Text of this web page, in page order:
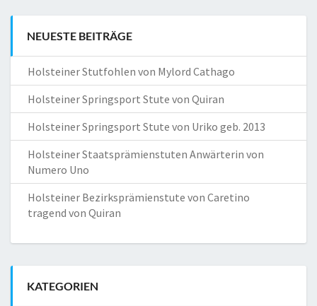
NEUESTE BEITRÄGE
Holsteiner Stutfohlen von Mylord Cathago
Holsteiner Springsport Stute von Quiran
Holsteiner Springsport Stute von Uriko geb. 2013
Holsteiner Staatsprämienstuten Anwärterin von
Numero Uno
Holsteiner Bezirksprämienstute von Caretino
tragend von Quiran
KATEGORIEN